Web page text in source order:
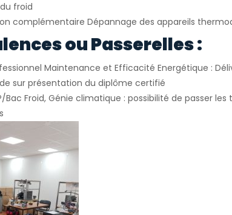
froid
complémentaire Dépannage des appareils
ou Passerelles :
Maintenance et Efficacité Energétique :
sur présentation du diplôme certifié
Bac Froid, Génie climatique : possibilité de passer